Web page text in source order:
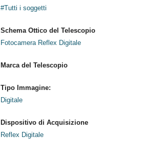
#Tutti i soggetti
Schema Ottico del Telescopio
Fotocamera Reflex Digitale
Marca del Telescopio
Tipo Immagine:
Digitale
Dispositivo di Acquisizione
Reflex Digitale